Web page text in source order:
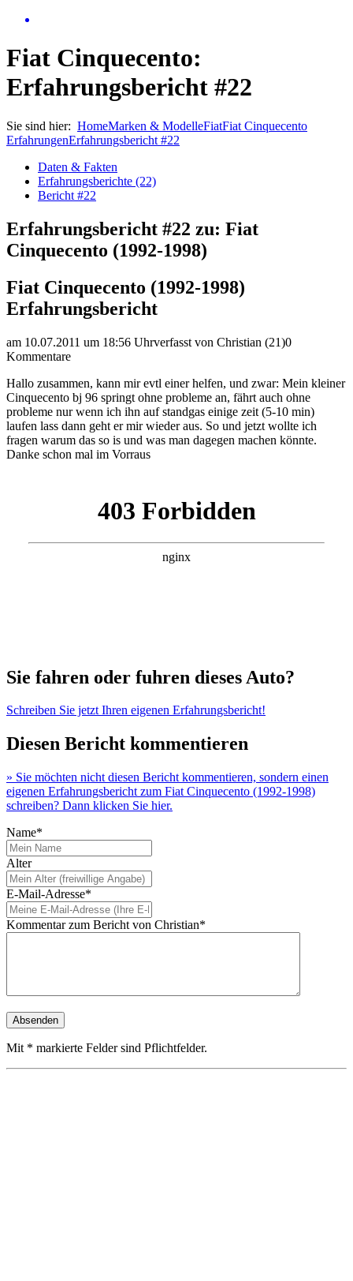
Fiat Cinquecento:
Erfahrungsbericht #22
Sie sind hier: HomeMarken & ModelleFiatFiat Cinquecento
ErfahrungenErfahrungsbericht #22
Daten & Fakten
Erfahrungsberichte (22)
Bericht #22
Erfahrungsbericht #22 zu: Fiat
Cinquecento (1992-1998)
Fiat Cinquecento (1992-1998)
Erfahrungsbericht
am 10.07.2011 um 18:56 Uhrverfasst von Christian (21)0
Kommentare
Hallo zusammen, kann mir evtl einer helfen, und zwar: Mein kleiner
Cinquecento bj 96 springt ohne probleme an, fährt auch ohne
probleme nur wenn ich ihn auf standgas einige zeit (5-10 min)
laufen lass dann geht er mir wieder aus. So und jetzt wollte ich
fragen warum das so is und was man dagegen machen könnte.
Danke schon mal im Vorraus
Sie fahren oder fuhren dieses Auto?
Schreiben Sie jetzt Ihren eigenen Erfahrungsbericht!
Diesen Bericht kommentieren
» Sie möchten nicht diesen Bericht kommentieren, sondern einen
eigenen Erfahrungsbericht zum Fiat Cinquecento (1992-1998)
schreiben? Dann klicken Sie hier.
Name*
Alter
E-Mail-Adresse*
Kommentar zum Bericht von Christian*
Mit * markierte Felder sind Pflichtfelder.